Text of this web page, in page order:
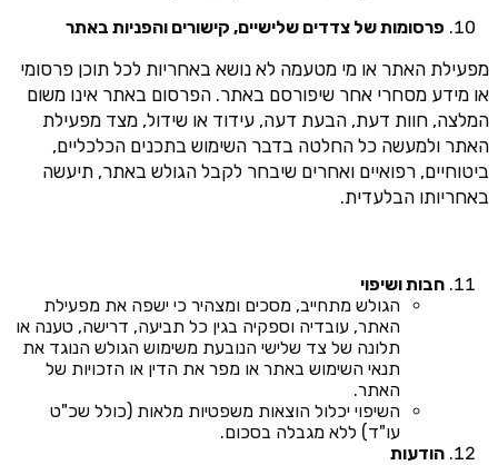
פרסומות של צדדים שלישיים, קישורים והפניות באתר
מפעילת האתר או מי מטעמה לא נושא באחריות לכל תוכן פרסומי
או מידע מסחרי אחר שיפורסם באתר. הפרסום באתר אינו משום
המלצה, חוות דעת, הבעת דעה, עידוד או שידול, מצד מפעילת
האתר ולמעשה כל החלטה בדבר השימוש בתכנים הכלכליים,
ביטוחיים, רפואיים ואחרים שיבחר לקבל הגולש באתר, תיעשה
באחריותו הבלעדית.
חבות ושיפוי
הגולש מתחייב, מסכים ומצהיר כי ישפה את מפעילת
האתר, עובדיה וספקיה בגין כל תביעה, דרישה, טענה או
תלונה של צד שלישי הנובעת משימוש הגולש הנוגד את
תנאי השימוש באתר או מפר את הדין או הזכויות של
האתר.
השיפוי יכלול הוצאות משפטיות מלאות (כולל שכ"ט
עו"ד) ללא מגבלה בסכום.
הודעות